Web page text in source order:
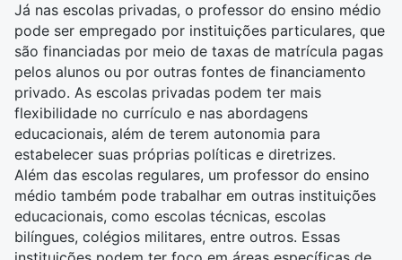
Já nas escolas privadas, o professor do ensino médio
pode ser empregado por instituições particulares, que
são financiadas por meio de taxas de matrícula pagas
pelos alunos ou por outras fontes de financiamento
privado. As escolas privadas podem ter mais
flexibilidade no currículo e nas abordagens
educacionais, além de terem autonomia para
estabelecer suas próprias políticas e diretrizes.
Além das escolas regulares, um professor do ensino
médio também pode trabalhar em outras instituições
educacionais, como escolas técnicas, escolas
bilíngues, colégios militares, entre outros. Essas